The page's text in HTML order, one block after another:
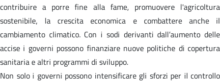
contribuire a porre fine alla fame, promuovere l'agricoltura
sostenibile, la crescita economica e combattere anche il
cambiamento climatico. Con i sodi derivanti dall’aumento delle
accise i governi possono finanziare nuove politiche di copertura
sanitaria e altri programmi di sviluppo.
Non solo i governi possono intensificare gli sforzi per il controllo